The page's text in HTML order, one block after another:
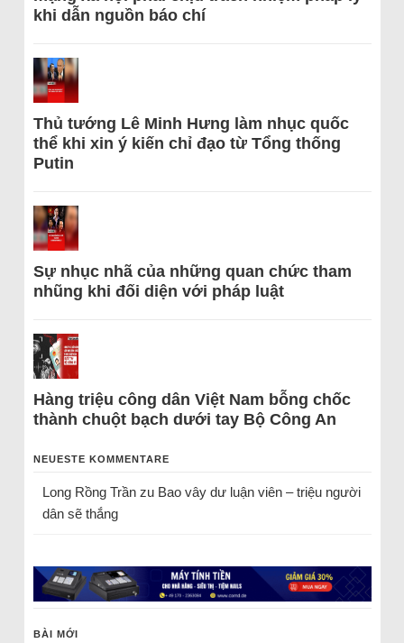
khi dẫn nguồn báo chí
Thủ tướng Lê Minh Hưng làm nhục quốc
thể khi xin ý kiến chỉ đạo từ Tổng thống
Putin
Sự nhục nhã của những quan chức tham
nhũng khi đối diện với pháp luật
Hàng triệu công dân Việt Nam bỗng chốc
thành chuột bạch dưới tay Bộ Công An
NEUESTE KOMMENTARE
Long Rồng Trầnzu Bao vây dư luận viên – triệu người
dân sẽ thắng
BÀI MỚI